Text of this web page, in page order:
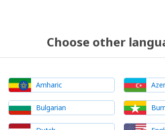
Choose other
Amharic
Bulgarian